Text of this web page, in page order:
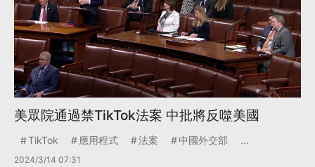
美眾院通過禁TikTok法案 中批將反噬美國
TikTok 應用程式 法案 中國外交部 ...
2024/3/14 07:31